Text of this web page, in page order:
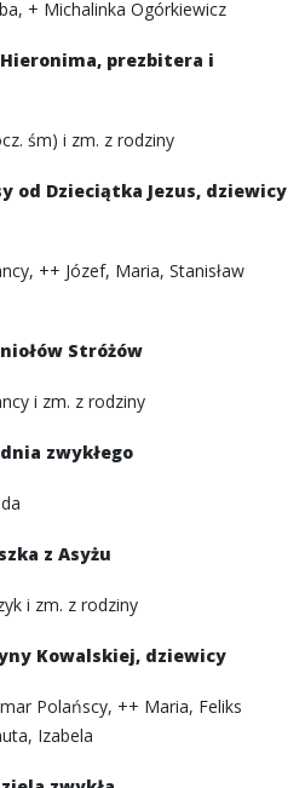
+ Michalinka Ogórkiewicz
Hieronima, prezbitera i
śm) i zm. z rodziny
od Dzieciątka Jezus, dziewicy
++ Józef, Maria, Stanisław
Stróżów
i zm. z rodziny
zwykłego
z Asyżu
i zm. z rodziny
Kowalskiej, dziewicy
Polańscy, ++ Maria, Feliks
Izabela